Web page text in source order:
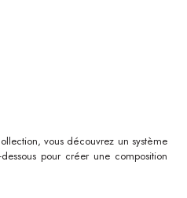
vous découvrez un système
pour créer une composition